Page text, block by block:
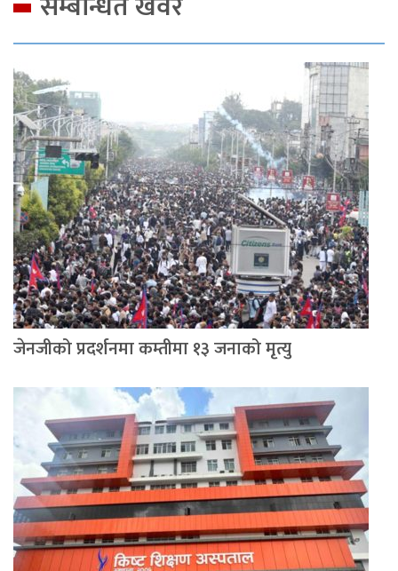
जेनजीको प्रदर्शनमा कम्तीमा १३ जनाको मृत्यु